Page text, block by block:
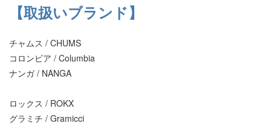
【取扱いブランド】
チャムス / CHUMS
コロンビア / Columbia
ナンガ / NANGA
ロックス / ROKX
グラミチ / Gramicci